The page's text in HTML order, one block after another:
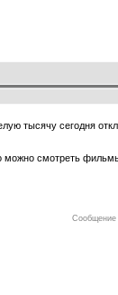
тысячу сегодня
можно смотреть
Сообщение